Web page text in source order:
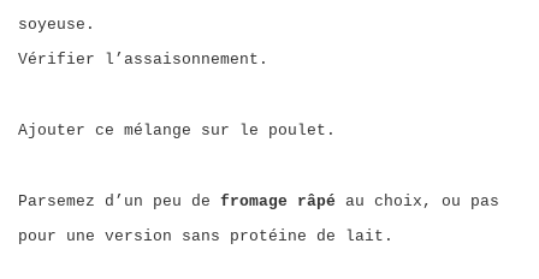
soyeuse.
Vérifier l’assaisonnement.
Ajouter ce mélange sur le poulet.
Parsemez d’un peu de fromage râpé au choix, ou pas
pour une version sans protéine de lait.